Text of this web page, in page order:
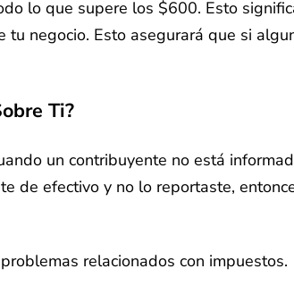
lo que supere los $600. Esto
negocio. Esto asegurará que si
Ti?
un contribuyente no está
de efectivo y no lo reportaste,
relacionados con impuestos.